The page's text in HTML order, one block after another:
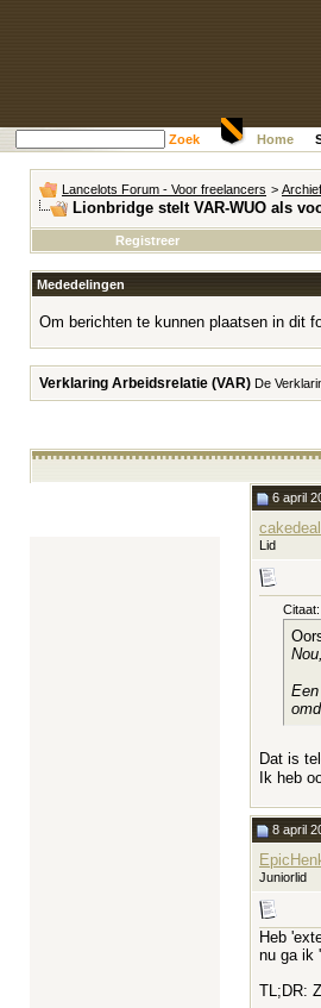
Zoek Home
Lancelots Forum - Voor freelancers > Archief
Lionbridge stelt VAR-WUO als
Registreer
Mededelingen
Om berichten te kunnen plaatsen in dit
Verklaring Arbeidsrelatie (VAR) De
6 april
Lid
Citaat:
Dat is
Ik heb
8 april
Juniorlid
Heb
nu ga ik
TL;DR: